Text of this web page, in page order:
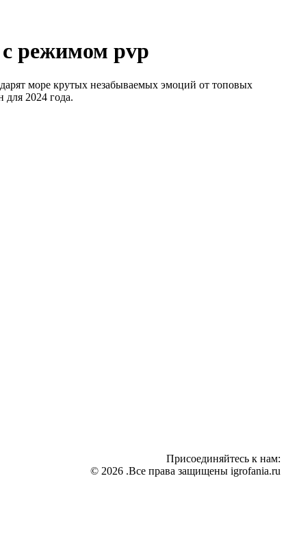
с режимом pvp
море крутых незабываемых эмоций от топовых
для 2024 года.
Присоединяйтесь к нам:
© 2026 .Все права защищены igrofania.ru